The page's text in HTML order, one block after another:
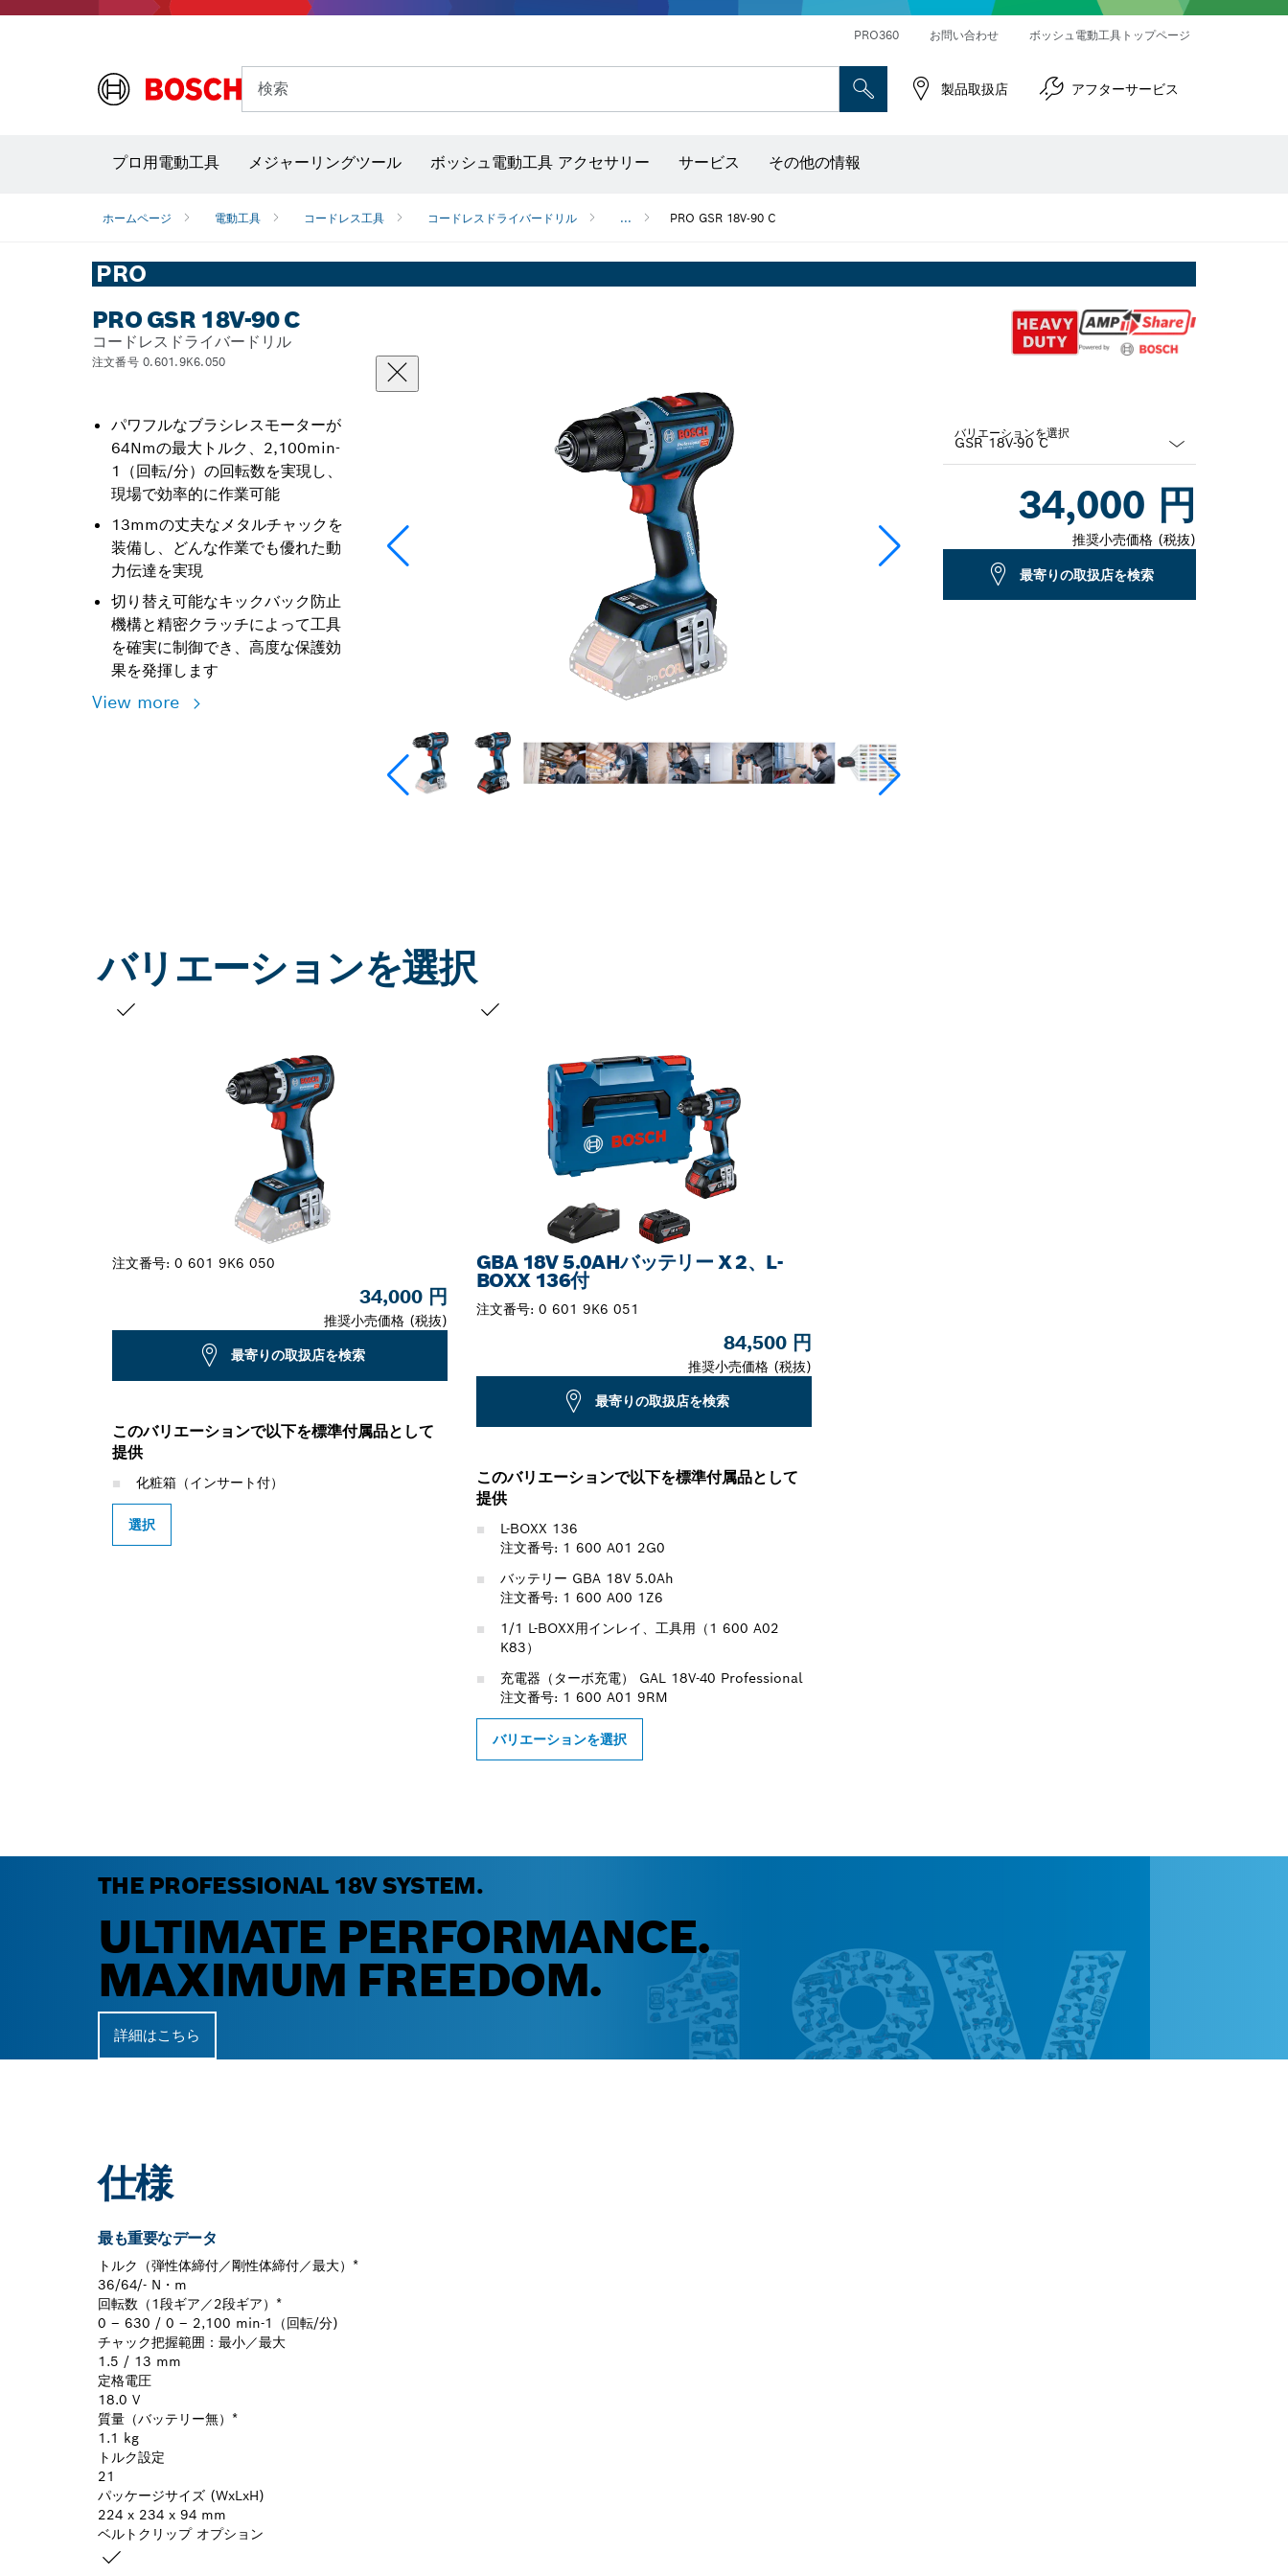
PRO360 お問い合わせ ボッシュ電動工具トップページ
検索 製品取扱店 アフターサービス
プロ用電動工具 メジャーリングツール ボッシュ電動工具 アクセサリー サービス その他の情報
ホームページ 電動工具 コードレス工具 コードレスドライバードリル ... PRO GSR 18V-90 C
PRO
PRO GSR 18V-90 C
コードレスドライバードリル
注文番号 0.601.9K6.050
パワフルなブラシレスモーターが
64Nmの最大トルク、2,100min-
1（回転/分）の回転数を実現し、
現場で効率的に作業可能
13mmの丈夫なメタルチャックを
装備し、どんな作業でも優れた動
力伝達を実現
切り替え可能なキックバック防止
機構と精密クラッチによって工具
を確実に制御でき、高度な保護効
果を発揮します
View more
バリエーションを選択
34,000 円
推奨小売価格 (税抜)
最寄りの取扱店を検索
バリエーションを選択
注文番号: 0 601 9K6 050
34,000 円
推奨小売価格 (税抜)
最寄りの取扱店を検索
このバリエーションで以下を標準付属品として
提供
化粧箱（インサート付）
選択
GBA 18V 5.0AHバッテリー X 2、L-
BOXX 136付
注文番号: 0 601 9K6 051
84,500 円
推奨小売価格 (税抜)
最寄りの取扱店を検索
このバリエーションで以下を標準付属品として
提供
L-BOXX 136
注文番号: 1 600 A01 2G0
バッテリー GBA 18V 5.0Ah
注文番号: 1 600 A00 1Z6
1/1 L-BOXX用インレイ、工具用（1 600 A02
K83）
充電器（ターボ充電） GAL 18V-40 Professional
注文番号: 1 600 A01 9RM
バリエーションを選択
THE PROFESSIONAL 18V SYSTEM.
ULTIMATE PERFORMANCE.
MAXIMUM FREEDOM.
詳細はこちら
仕様
最も重要なデータ
トルク（弾性体締付／剛性体締付／最大）*
36/64/- N・m
回転数（1段ギア／2段ギア）*
0 – 630 / 0 – 2,100 min-1（回転/分)
チャック把握範囲：最小／最大
1.5 / 13 mm
定格電圧
18.0 V
質量（バッテリー無）*
1.1 kg
トルク設定
21
パッケージサイズ (WxLxH)
224 x 234 x 94 mm
ベルトクリップ オプション